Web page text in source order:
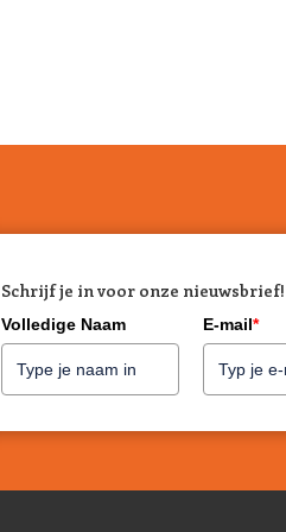
Schrijf je in voor onze nieuwsbrief!
Volledige Naam E-mail*